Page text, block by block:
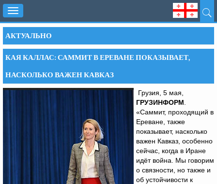
Toggle
navigation
АКТУАЛЬНО
КАЯ КАЛЛАС: САММИТ В ЕРЕВАНЕ ПОКАЗЫВАЕТ,
НАСКОЛЬКО ВАЖЕН КАВКАЗ
Грузия, 5 мая,
ГРУЗИНФОРМ
«Саммит, проходящий в
Ереване, также
показывает, насколько
важен Кавказ, особенно
сейчас, когда в Иране
идёт война. Мы говорим
о связности, но также и
об устойчивости к